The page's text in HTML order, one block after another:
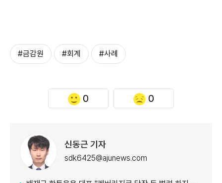
#금감원 #회계 #사례
0 0
신동근 기자
sdk6425@ajunews.com